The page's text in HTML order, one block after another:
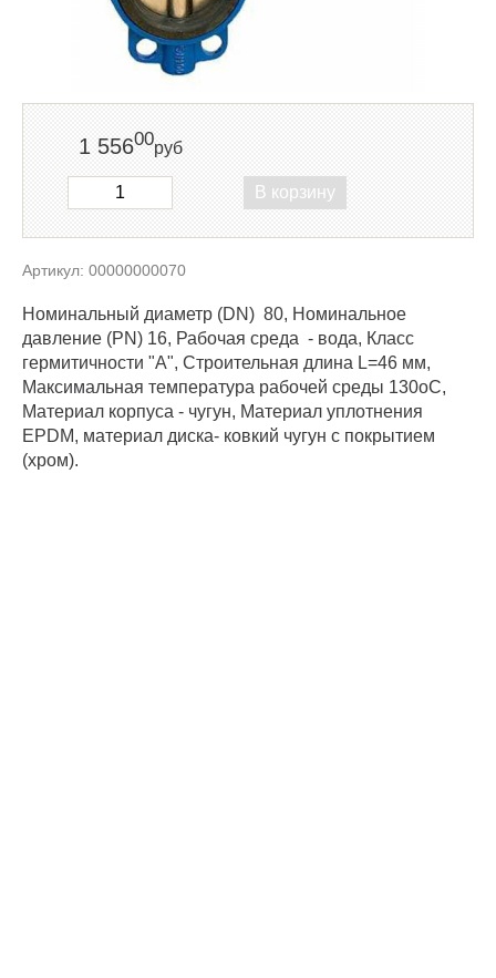
1 55600руб
В корзину
Артикул: 00000000070
Номинальный диаметр (DN) 80, Номинальное
давление (PN) 16, Рабочая среда - вода, Класс
гермитичности "А", Строительная длина L=46 мм,
Максимальная температура рабочей среды 130оС,
Материал корпуса - чугун, Материал уплотнения
EPDM, материал диска- ковкий чугун с покрытием
(хром).